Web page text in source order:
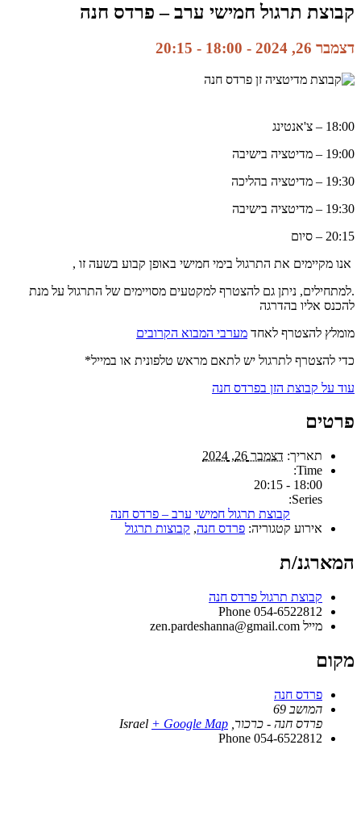
קבוצת תרגול חמישי ערב – פרדס חנה
דצמבר 26, 2024 - 18:00 -
20:15
18:00 – צ'אנטינג
19:00 – מדיטציה בישיבה
19:30 – מדיטציה בהליכה
19:30 – מדיטציה בישיבה
20:15 – סיום
אנו מקיימים את התרגול בימי חמישי באופן קבוע בשעה זו ,
.למתחילים, ניתן גם להצטרף למקטעים מסויימים של התרגול על מנת
להכנס אליו בהדרגה
מומלץ להצטרף לאחד מערבי המבוא הקרובים
כדי להצטרף לתרגול יש לתאם מראש טלפונית או במייל*
עוד על קבוצת הזן בפרדס חנה
פרטים
תאריך: דצמבר 26, 2024
Time:
18:00 - 20:15
Series:
קבוצת תרגול חמישי ערב – פרדס חנה
אירוע קטגוריה: פרדס חנה, קבוצות תרגול
המארגנ/ת
קבוצת תרגול פרדס חנה
Phone 054-6522812
מייל zen.pardeshanna@gmail.com
מקום
פרדס חנה
המושב 69
פרדס חנה - כרכור
Israel + Google Map
Phone 054-6522812